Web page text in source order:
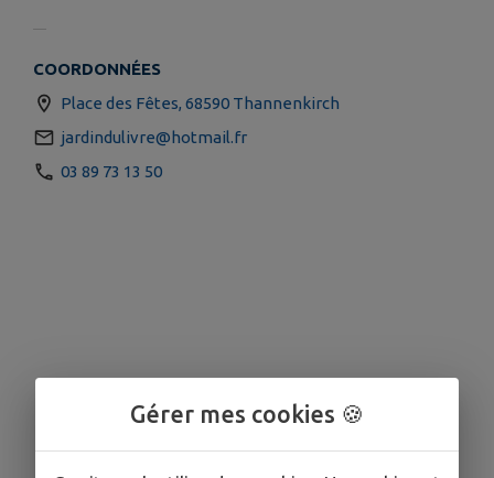
COORDONNÉES
Place des Fêtes, 68590 Thannenkirch
jardindulivre@hotmail.fr
03 89 73 13 50
Gérer mes cookies 🍪